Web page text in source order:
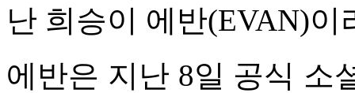
난 희승이 에반(EVAN)
에반은 지난 8일 공식 소